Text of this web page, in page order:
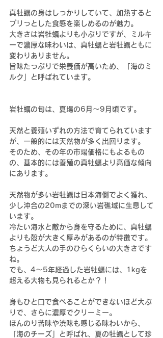
真牡蠣の身はしっかりしていて、加熱すると
プリっとした食感を楽しめるのが魅力。
大きさは岩牡蠣よりも小ぶりですが、ミルキ
ーで濃厚な味わいは、真牡蠣と岩牡蠣ともに
変わりありません。
旨味たっぷりで栄養価が高いため、「海のミ
ルク」と呼ばれています。
岩牡蠣の旬は、夏場の6月〜9月頃です。
天然と養殖いずれの方法で育てられています
が、一般的には天然物が多く出回ります。
そのため、その年の市場価格にもよるもの
の、基本的には養殖の真牡蠣より高価な傾向
にあります。
天然物が多い岩牡蠣は日本海側でよく獲れ、
少し沖合の20mまでの深い岩礁域に生息して
います。
冷たい海水と敵から身を守るために、真牡蠣
よりも殻が大きく厚みがあるのが特徴です。
ちょうど大人の手のひらくらいの大きさです
ね。
でも、4～5年経過した岩牡蠣には、1kgを
超える大物も見られるとか？！
身もひと口で食べることができないほど大ぶ
りで、さらに濃厚でクリーミー。
ほんのり苦味や渋味も感じる味わいから、
「海のチーズ」と呼ばれ、夏の牡蠣として珍